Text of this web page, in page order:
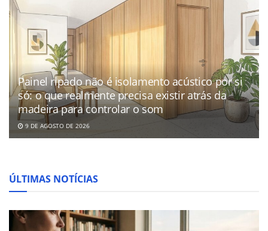
Painel ripado não é isolamento acústico por si
só: o que realmente precisa existir atrás da
madeira para controlar o som
9 DE AGOSTO DE 2026
ÚLTIMAS NOTÍCIAS